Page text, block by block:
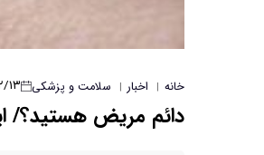
خانه | اخبار | سلامت و پزشکی ۱۴۰۴/
دائم مریض هستید؟/